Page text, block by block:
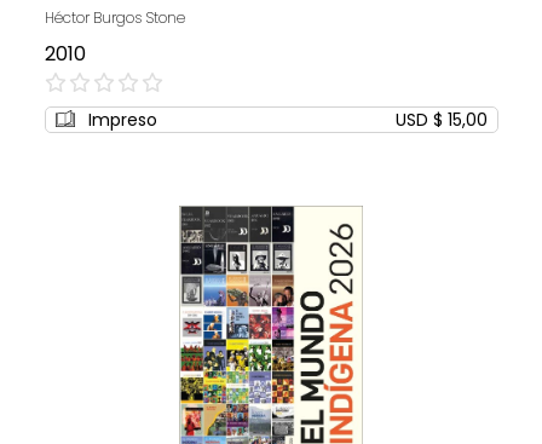
Héctor Burgos Stone
2010
0%
Impreso USD $ 15,00